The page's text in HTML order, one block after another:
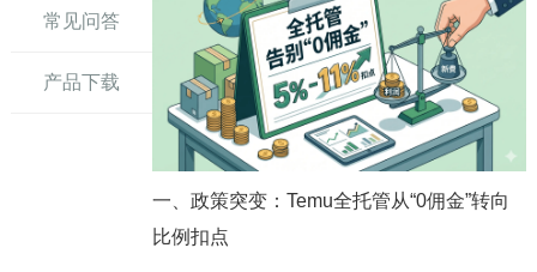
常见问答
产品下载
一、政策突变：Temu全托管从“0佣金”转向
比例扣点